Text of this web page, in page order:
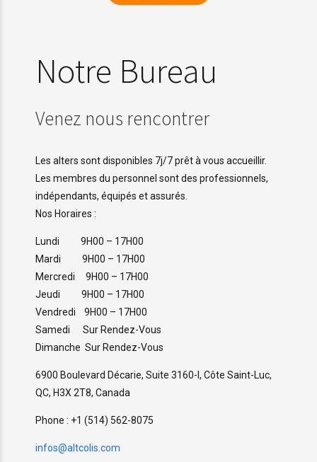
Notre Bureau
Venez nous rencontrer
Les alters sont disponibles 7j/7 prêt à vous accueillir.
Les membres du personnel sont des professionnels,
indépendants, équipés et assurés.
Nos Horaires :
Lundi 9H00 – 17H00
Mardi 9H00 – 17H00
Mercredi 9H00 – 17H00
Jeudi 9H00 – 17H00
Vendredi 9H00 – 17H00
Samedi Sur Rendez-Vous
Dimanche Sur Rendez-Vous
6900 Boulevard Décarie, Suite 3160-I, Côte Saint-Luc,
QC, H3X 2T8, Canada
Phone : +1 (514) 562-8075
infos@altcolis.com